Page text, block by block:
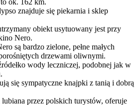
znajduje się piekarnia i sklep
obiekt usytuowany jest przy
Nero.
są bardzo zielone, pełne małych
drzewami oliwnymi.
wody leczniczej, podobnej jak w
się sympatyczne knajpki z tanią i dobrą
lubiana przez polskich turystów, oferuje